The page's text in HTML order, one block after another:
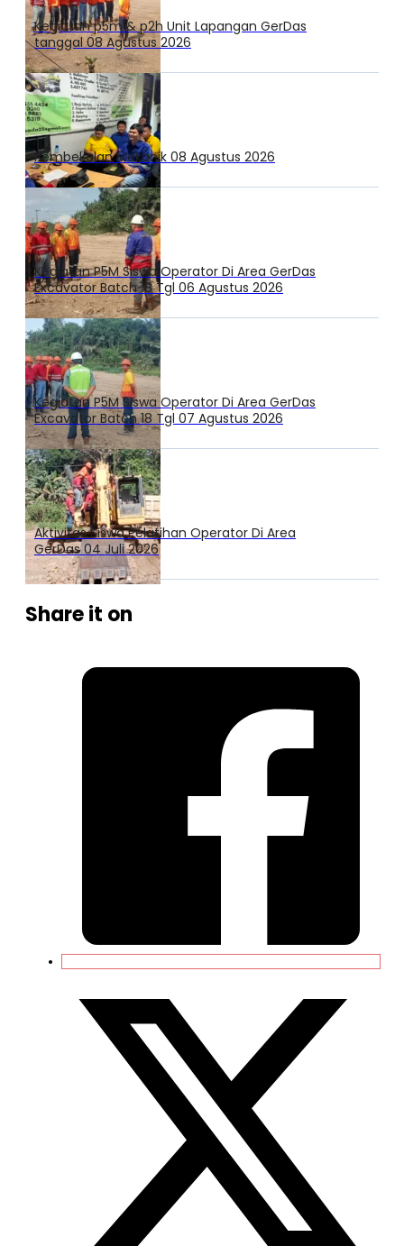
Kegiatan p5m & p2h Unit Lapangan GerDas
tanggal 08 Agustus 2026
Pembekalan Mekanik 08 Agustus 2026
Kegiatan P5M Siswa Operator Di Area GerDas
Excavator Batch 18 Tgl 06 Agustus 2026
Kegiatan P5M Siswa Operator Di Area GerDas
Excavator Batch 18 Tgl 07 Agustus 2026
Aktivitas Siswa Pelatihan Operator Di Area
GerDas 04 Juli 2026
Share it on